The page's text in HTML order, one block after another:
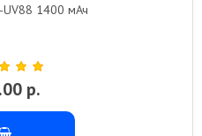
UV88 1400 мАч
р.